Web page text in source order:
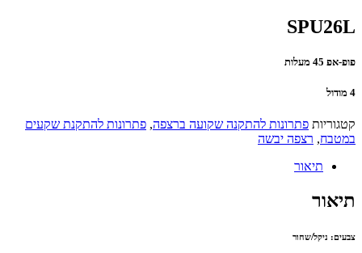
SPU26L
פופ-אפ 45 מעלות
4 מודול
קטגוריות פתרונות להתקנה שקועה ברצפה, פתרונות להתקנת שקעים
במטבח, רצפה יבשה
תיאור
תיאור
צבעים: ניקל/שחור